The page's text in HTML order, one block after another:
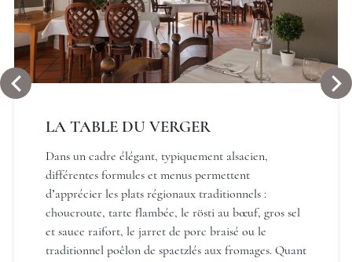
LA TABLE DU VERGER
Dans un cadre élégant, typiquement alsacien,
différentes formules et menus permettent
d’apprécier les plats régionaux traditionnels :
choucroute, tarte flambée, le rösti au bœuf, gros sel
et sauce raifort, le jarret de porc braisé ou le
traditionnel poêlon de spaetzlés aux fromages. Quant